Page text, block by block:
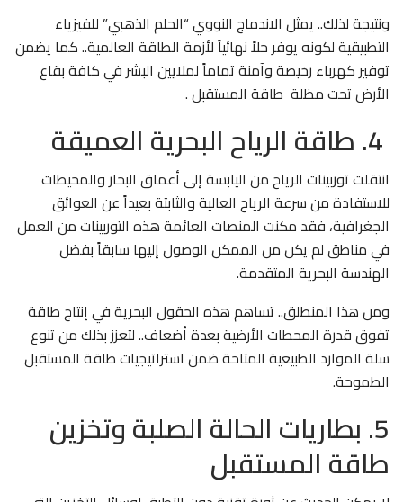
ونتيجة لذلك.. يمثل الاندماج النووي “الحلم الذهبي” للفيزياء
التطبيقية لكونه يوفر حلاً نهائياً لأزمة الطاقة العالمية.. كما يضمن
توفير كهرباء رخيصة وآمنة تماماً لملايين البشر في كافة بقاع
الأرض تحت مظلة طاقة المستقبل .
انتقلت توربينات الرياح من اليابسة إلى أعماق البحار والمحيطات
للاستفادة من سرعة الرياح العالية والثابتة بعيداً عن العوائق
الجغرافية، فقد مكنت المنصات العائمة هذه التوربينات من العمل
في مناطق لم يكن من الممكن الوصول إليها سابقاً بفضل
الهندسة البحرية المتقدمة.
ومن هذا المنطلق.. تساهم هذه الحقول البحرية في إنتاج طاقة
تفوق قدرة المحطات الأرضية بعدة أضعاف.. لتعزز بذلك من تنوع
سلة الموارد الطبيعية المتاحة ضمن استراتيجيات طاقة المستقبل
الطموحة.
5. بطاريات الحالة الصلبة وتخزين
طاقة المستقبل